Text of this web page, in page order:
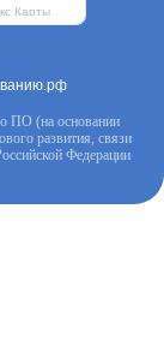
Карты
ПО (на основании
развития, связи
Федерации